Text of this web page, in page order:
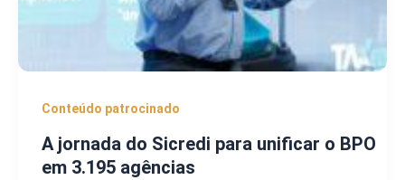
Conteúdo patrocinado
A jornada do Sicredi para unificar o BPO
em 3.195 agências